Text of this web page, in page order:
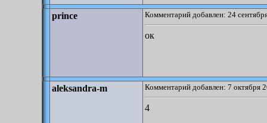
prince Комментарий добавлен: 24
ок
aleksandra-m Комментарий добавлен: 7 октября
4